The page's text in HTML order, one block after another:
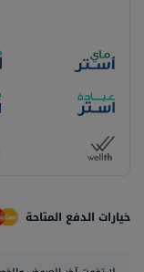
خيارات الدفع المتاحة